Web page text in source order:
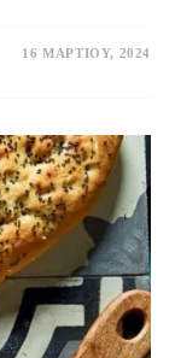
16 ΜΑΡΤΊΟΥ, 2024